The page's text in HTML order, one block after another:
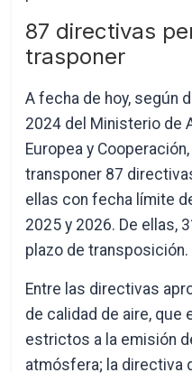
87 directivas
trasponer
A fecha de hoy, según
2024 del Ministerio de
Europea y
transponer 87
ellas con fecha límite
2025 y 2026. De ellas,
plazo de transposición.
Entre las directivas
de calidad de aire,
estrictos a la emisión
atmósfera; la directiva